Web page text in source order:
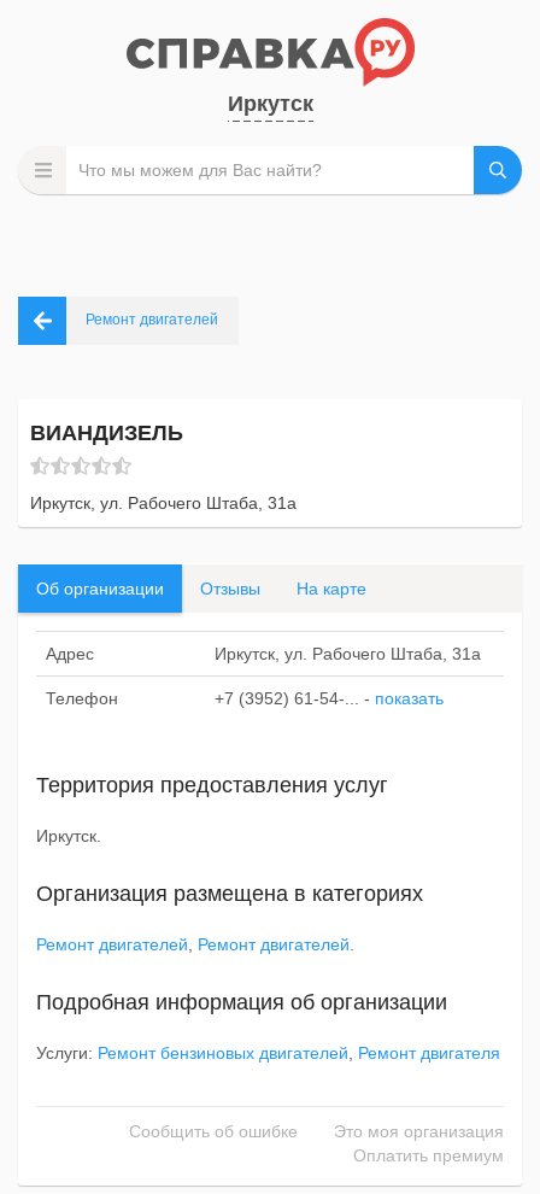
Иркутск
Ремонт двигателей
ВИАНДИЗЕЛЬ
Иркутск, ул. Рабочего Штаба, 31а
Об организации Отзывы На карте
Адрес Иркутск, ул. Рабочего Штаба, 31а
Телефон +7 (3952) 61-54-... - показать
Территория предоставления услуг
Иркутск.
Организация размещена в категориях
Ремонт двигателей Ремонт двигателей
Подробная информация об организации
Услуги: Ремонт бензиновых двигателей Ремонт двигателя
Сообщить об ошибке
Это моя организация
Оплатить премиум